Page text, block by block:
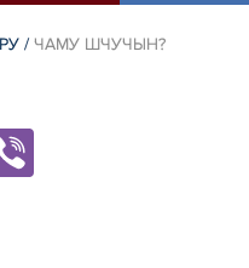
/ ЧАМУ ШЧУЧЫН?